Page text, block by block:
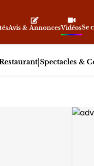
Avis & AnnoncesVidéosSe
| Spectacles &